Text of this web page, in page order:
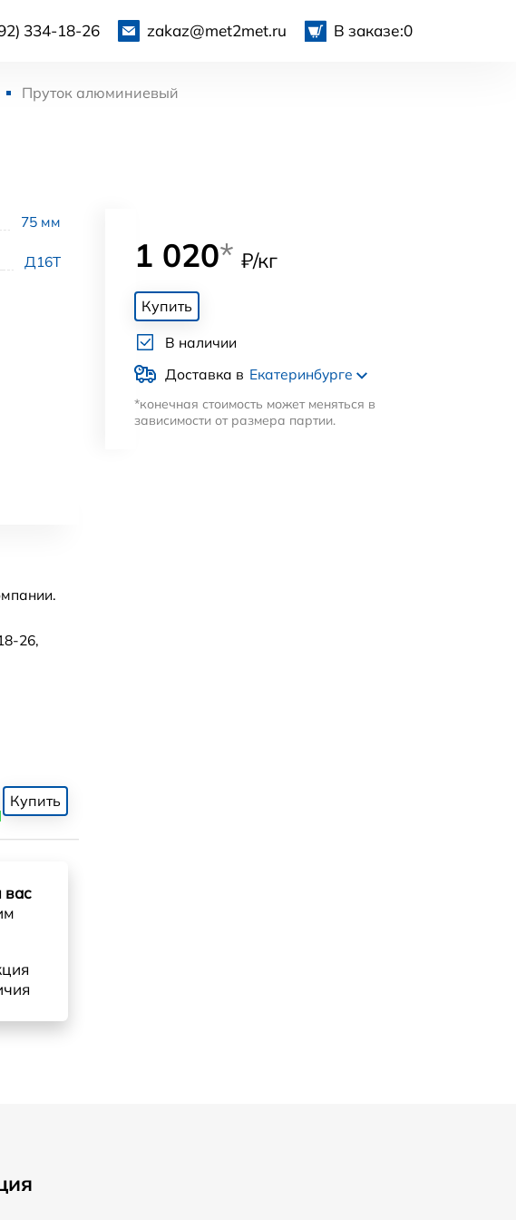
334-18-26 zakaz@met2met.ru В заказе:0
Пруток алюминиевый
75 мм
Д16Т 1 020* ₽/кг
Купить
В наличии
Доставка в Екатеринбурге
*конечная стоимость может меняться в
зависимости от размера партии.
26,
Купить
вас